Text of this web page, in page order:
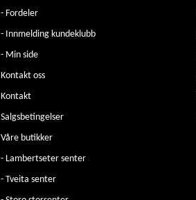
- Fordeler
- Innmelding kundeklubb
- Min side
Kontakt oss
Kontakt
Salgsbetingelser
Våre butikker
- Lambertseter senter
- Tveita senter